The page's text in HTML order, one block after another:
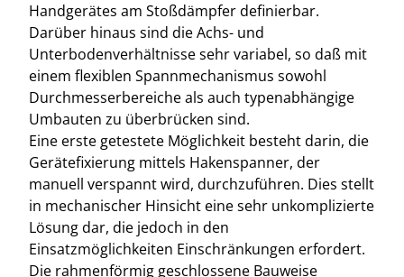
Handgerätes am Stoßdämpfer definierbar.
Darüber hinaus sind die Achs- und
Unterbodenverhältnisse sehr variabel, so daß mit
einem flexiblen Spannmechanismus sowohl
Durchmesserbereiche als auch typenabhängige
Umbauten zu überbrücken sind.
Eine erste getestete Möglichkeit besteht darin, die
Gerätefixierung mittels Hakenspanner, der
manuell verspannt wird, durchzuführen. Dies stellt
in mechanischer Hinsicht eine sehr unkomplizierte
Lösung dar, die jedoch in den
Einsatzmöglichkeiten Einschränkungen erfordert.
Die rahmenförmig geschlossene Bauweise